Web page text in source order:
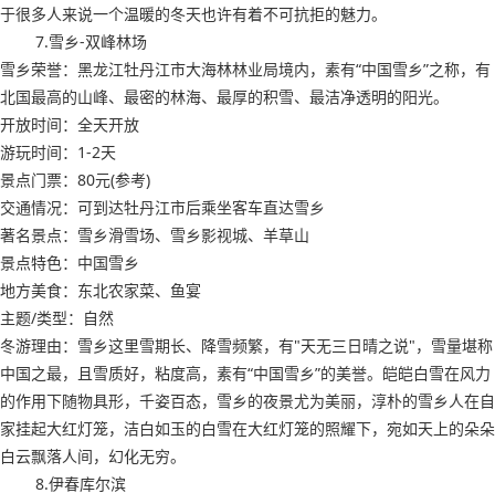
于很多人来说一个温暖的冬天也许有着不可抗拒的魅力。
7.雪乡-双峰林场
雪乡荣誉：黑龙江牡丹江市大海林林业局境内，素有“中国雪乡”之称，有
北国最高的山峰、最密的林海、最厚的积雪、最洁净透明的阳光。
开放时间：全天开放
游玩时间：1-2天
景点门票：80元(参考)
交通情况：可到达牡丹江市后乘坐客车直达雪乡
著名景点：雪乡滑雪场、雪乡影视城、羊草山
景点特色：中国雪乡
地方美食：东北农家菜、鱼宴
主题/类型：自然
冬游理由：雪乡这里雪期长、降雪频繁，有"天无三日晴之说"，雪量堪称
中国之最，且雪质好，粘度高，素有“中国雪乡”的美誉。皑皑白雪在风力
的作用下随物具形，千姿百态，雪乡的夜景尤为美丽，淳朴的雪乡人在自
家挂起大红灯笼，洁白如玉的白雪在大红灯笼的照耀下，宛如天上的朵朵
白云飘落人间，幻化无穷。
8.伊春库尔滨